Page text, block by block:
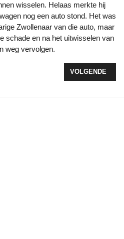
wisselen. Helaas merkte hij
nog een auto stond. Het was
Zwollenaar van die auto, maar
schade en na het uitwisselen van
weg vervolgen.
SPOOKRIJDER ENVOLGENDE
VOLGENDE